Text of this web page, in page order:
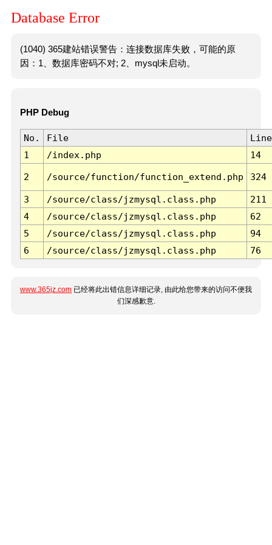
Database Error
(1040) 365建站错误警告：连接数据库失败，可能的原
因：1、数据库密码不对; 2、mysql未启动。
PHP Debug
No. File
Line
1
/index.php 14
2 /source/function/function_extend.php 324
3 /source/class/jzmysql.class.php
211
4
/source/class/jzmysql.class.php
62
5
/source/class/jzmysql.class.php
94
6
/source/class/jzmysql.class.php 76
www.365jz.com 已经将此出错信息详细记录, 由此给您带来的访问不便我
们深感歉意.